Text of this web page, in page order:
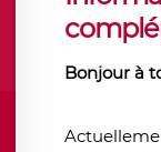
Bonjour à